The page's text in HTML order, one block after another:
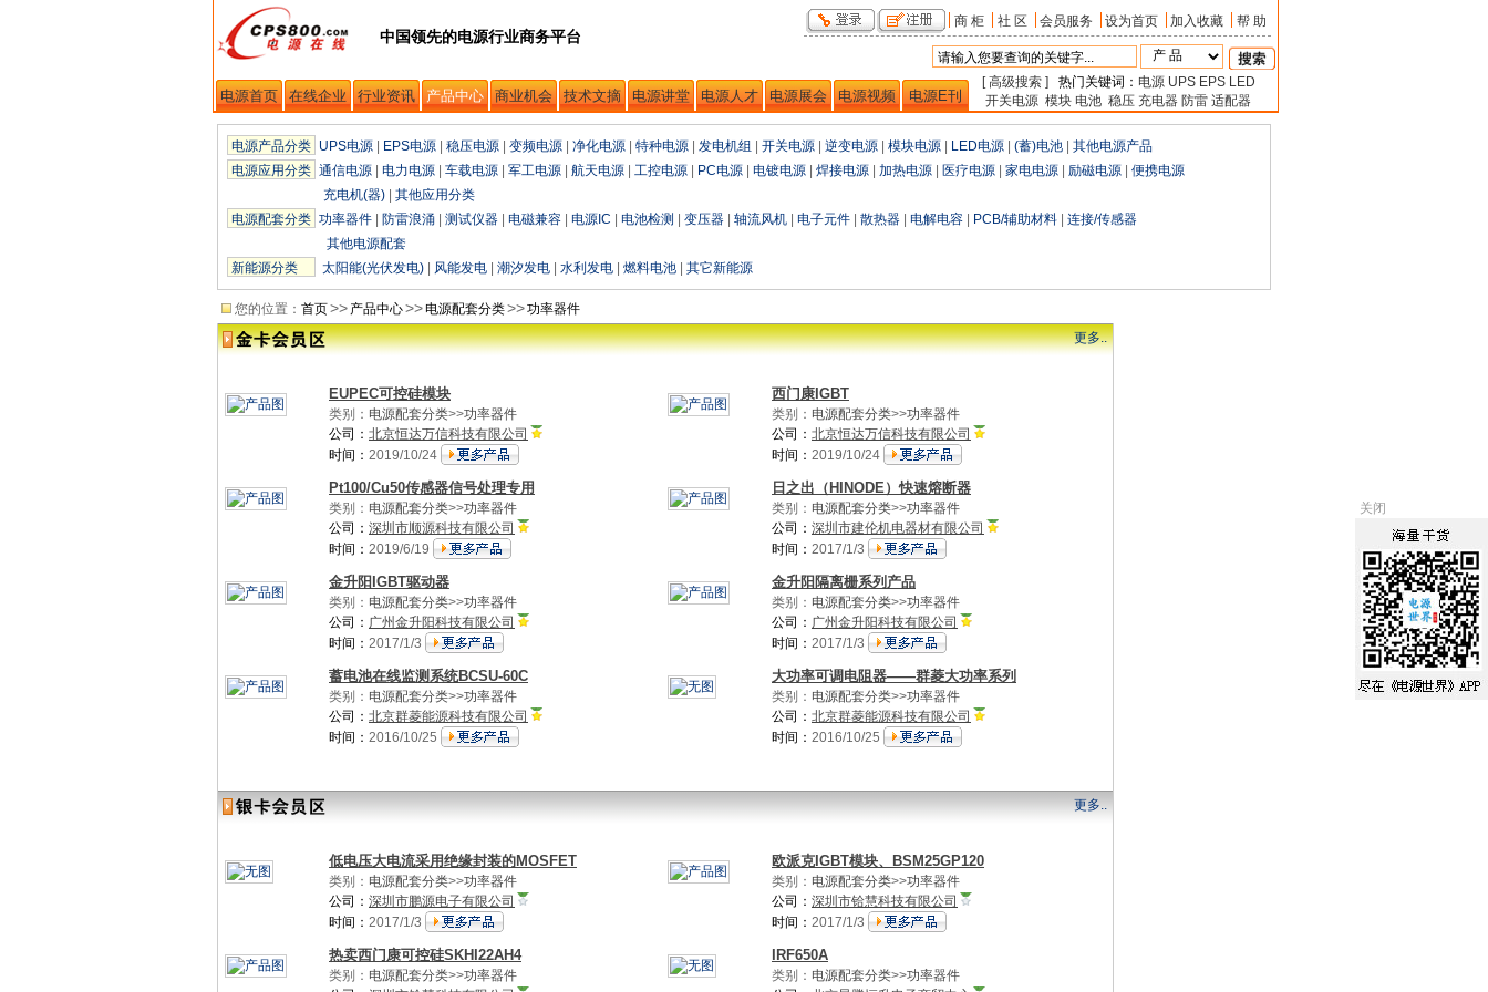
中国领先的电源行业商务平台
商 柜 社 区 会员服务 设为首页 加入收藏 帮 助
[ 高级搜索 ] 热门关键词： 电源 UPS EPS LED
开关电源 模块 电池 稳压 充电器 防雷 适配器
电源首页 在线企业 行业资讯 产品中心 商业机会 技术文摘 电源讲堂 电源人才 电源展会 电源视频 电源E刊
电源产品分类 UPS电源 EPS电源 稳压电源 变频电源 净化电源 特种电源 发电机组 开关电源 逆变电源 模块电源 LED电源 (蓄)电池
其他电源产品
电源应用分类 通信电源 电力电源 车载电源 军工电源 航天电源 工控电源 PC电源 电镀电源 焊接电源 加热电源 医疗电源 家电电源 励磁电源
便携电源
充电机(器)
其他应用分类
电源配套分类 功率器件 防雷浪涌 测试仪器 电磁兼容 电源IC 电池检测 变压器 轴流风机 电子元件 散热器 电解电容 PCB/辅助材料
连接/传感器
其他电源配套
新能源分类
太阳能(光伏发电) 风能发电 潮汐发电 水利发电 燃料电池 其它新能源
您的位置： 首页>> 产品中心>>电源配套分类>>功率器件
更多..
EUPEC可控硅模块
类别： 电源配套分类>>功率器件
公司： 北京恒达万信科技有限公司
时间： 2019/10/24
西门康IGBT
类别： 电源配套分类>>功率器件
公司： 北京恒达万信科技有限公司
时间： 2019/10/24
Pt100/Cu50传感器信号处理专用
类别： 电源配套分类>>功率器件
公司： 深圳市顺源科技有限公司
时间： 2019/6/19
日之出（HINODE）快速熔断器
类别： 电源配套分类>>功率器件
公司： 深圳市建伦机电器材有限公司
时间： 2017/1/3
金升阳IGBT驱动器
类别： 电源配套分类>>功率器件
公司： 广州金升阳科技有限公司
时间： 2017/1/3
金升阳隔离栅系列产品
类别： 电源配套分类>>功率器件
公司： 广州金升阳科技有限公司
时间： 2017/1/3
蓄电池在线监测系统BCSU-60C
类别： 电源配套分类>>功率器件
公司： 北京群菱能源科技有限公司
时间： 2016/10/25
大功率可调电阻器——群菱大功率系列
类别： 电源配套分类>>功率器件
公司： 北京群菱能源科技有限公司
时间： 2016/10/25
更多..
低电压大电流采用绝缘封装的MOSFET
类别： 电源配套分类>>功率器件
公司： 深圳市鹏源电子有限公司
时间： 2017/1/3
欧派克IGBT模块、BSM25GP120
类别： 电源配套分类>>功率器件
公司： 深圳市铪慧科技有限公司
时间： 2017/1/3
热卖西门康可控硅SKHI22AH4
类别： 电源配套分类>>功率器件
IRF650A
类别： 电源配套分类>>功率器件
关闭